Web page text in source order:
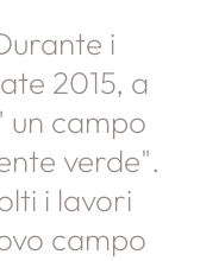
i
2015, a
un campo
verde".
i lavori
campo